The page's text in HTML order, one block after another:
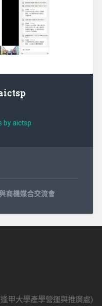
by aictsp
商機媒合交流會
甲大學產學營運與推廣處)